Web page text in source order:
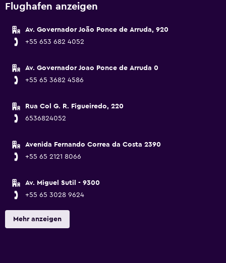
Flughafen anzeigen
Av. Governador João Ponce de Arruda, 920
+55 653 682 4052
Av. Governador Joao Ponce de Arruda 0
+55 65 3682 4586
Rua Col G. R. Figueiredo, 220
6536824052
Avenida Fernando Correa da Costa 2390
+55 65 2121 8066
Av. Miguel Sutil - 9300
+55 65 3028 9624
Mehr anzeigen